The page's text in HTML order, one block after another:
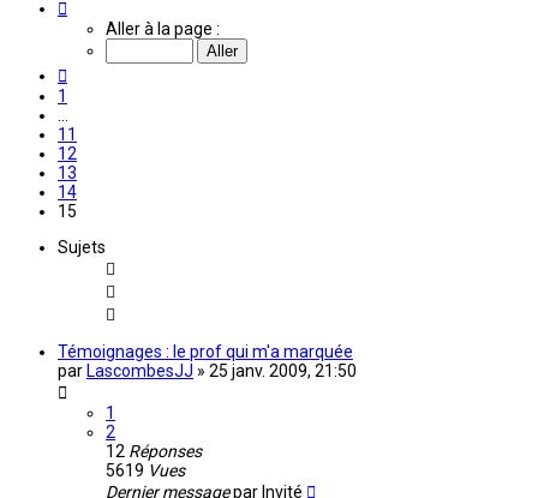
Aller à la page :
1
11
12
13
14
15
Sujets
Témoignages : le prof qui m'a marquée
par LascombesJJ » 25 janv. 2009, 21:50
1
2
12 Réponses
5619 Vues
Dernier messagepar Invité